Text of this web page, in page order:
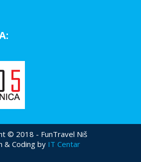
© 2018 - FunTravel Niš
& Coding by IT Centar